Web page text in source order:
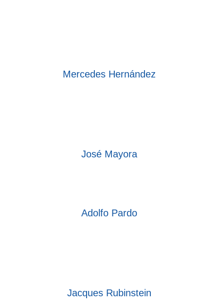
Mercedes Hernández
José Mayora
Adolfo Pardo
Jacques Rubinstein